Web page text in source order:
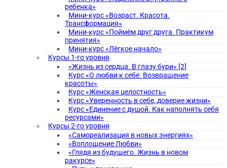
ребенка»
Мини-курс «Возраст. Красота.
Трансформация»
Мини-курс «Поймём друг друга. Практикум
принятия»
Мини-курс «Лёгкое начало»
Курсы 1-го уровня
«Жизнь из сердца. В глазу бури» [2]
Курс «О любви к себе. Возвращение
красоты»
Курс «Женская целостность»
Курс «Уверенность в себе, доверие жизни»
Курс «Единение с душой. Как наполнять себя
ресурсами»
Курсы 2-го уровня
«Самореализация в новых энергиях»
«Воплощение Любви»
«Глядя из будущего. Жизнь в новом
ракурсе»